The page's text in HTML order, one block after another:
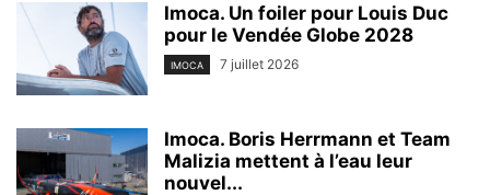
Imoca. Un foiler pour Louis Duc
pour le Vendée Globe 2028
IMOCA 7 juillet 2026
Imoca. Boris Herrmann et Team
Malizia mettent à l’eau leur
nouvel...